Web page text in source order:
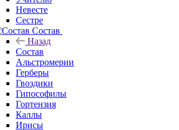
Невесте
Сестре
Состав
Назад
Состав
Альстромерии
Герберы
Гвоздики
Гипософилы
Гортензия
Каллы
Ирисы